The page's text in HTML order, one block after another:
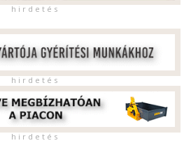
h i r d e t é s
h i r d e t é s
h i r d e t é s